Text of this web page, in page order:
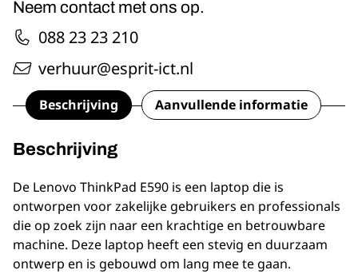
Neem contact met ons op.
088 23 23 210
verhuur@esprit-ict.nl
Beschrijving Aanvullende informatie
Beschrijving
De Lenovo ThinkPad E590 is een laptop die is
ontworpen voor zakelijke gebruikers en professionals
die op zoek zijn naar een krachtige en betrouwbare
machine. Deze laptop heeft een stevig en duurzaam
ontwerp en is gebouwd om lang mee te gaan.